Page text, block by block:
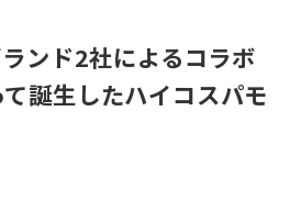
ンド2社によるコラボ
誕生したハイコスパモ